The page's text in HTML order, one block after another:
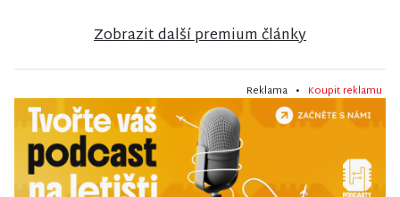
Zobrazit další premium články
Reklama • Koupit reklamu